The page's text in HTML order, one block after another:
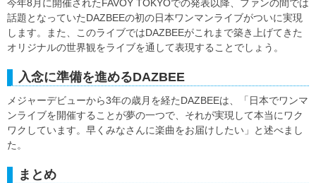
今年8月に開催されたFAVOY TOKYOでの発表以降、ファンの間では
話題となっていたDAZBEEの初の日本ワンマンライブがついに実現
します。また、このライブではDAZBEEがこれまで築き上げてきた
オリジナルの世界観をライブを通して表現することでしょう。
入念に準備を進めるDAZBEE
メジャーデビューから3年の歳月を経たDAZBEEは、「日本でワンマ
ンライブを開催することが夢の一つで、それが実現して本当にワク
ワクしています。早くみなさんに楽曲をお届けしたい」と述べまし
た。
まとめ